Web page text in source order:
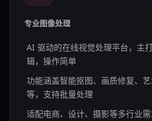
专业图像处理
AI 驱动的在线视觉处理平台，主
辑，操作简单
功能涵盖智能抠图、画质修复、
等，支持批量处理
适配电商、设计、摄影等多行业